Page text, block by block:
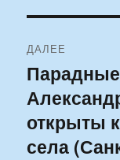
ДАЛЕЕ
Следующая
запись:
открыты
села